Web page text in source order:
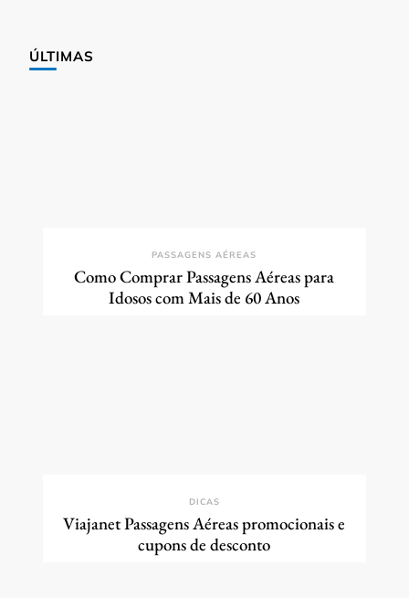
ÚLTIMAS
PASSAGENS AÉREAS
Como Comprar Passagens Aéreas para
Idosos com Mais de 60 Anos
DICAS
Viajanet Passagens Aéreas promocionais e
cupons de desconto